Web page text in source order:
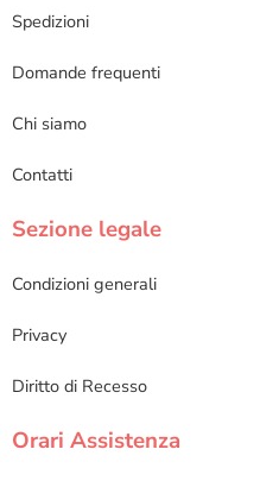
Spedizioni
Domande frequenti
Chi siamo
Contatti
Sezione legale
Condizioni generali
Privacy
Diritto di Recesso
Orari Assistenza